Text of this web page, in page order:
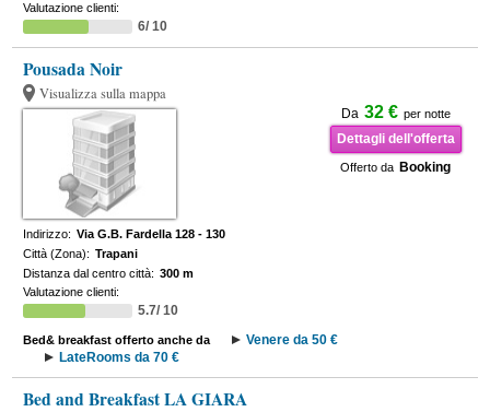
Valutazione clienti:
6/ 10
Pousada Noir
Visualizza sulla mappa
Da 32 € per notte
Dettagli dell'offerta
Offerto da Booking
Indirizzo: Via G.B. Fardella 128 - 130
Città (Zona): Trapani
Distanza dal centro città: 300 m
Valutazione clienti:
5.7/ 10
Bed& breakfast offerto anche da
Venere da 50 €
LateRooms da 70 €
Bed and Breakfast LA GIARA